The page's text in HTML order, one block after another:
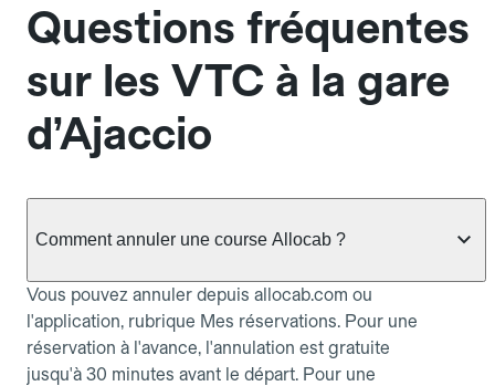
Questions fréquentes
sur les VTC à la gare
d’Ajaccio
Comment annuler une course Allocab ?
Vous pouvez annuler depuis allocab.com ou
l'application, rubrique Mes réservations. Pour une
réservation à l'avance, l'annulation est gratuite
jusqu'à 30 minutes avant le départ. Pour une